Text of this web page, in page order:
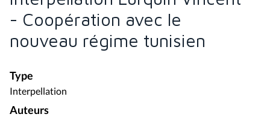
- Coopération avec le
nouveau régime tunisien
Type
Interpellation
Auteurs